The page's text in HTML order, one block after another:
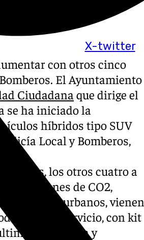
X-twitter
con otros cinco
El Ayuntamiento
Ciudadana que dirige el
se ha iniciado la
híbridos tipo SUV
Local y Bomberos,
los otros cuatro a
emisiones de CO2,
y entornos urbanos, vienen
el servicio, con kit
generación y